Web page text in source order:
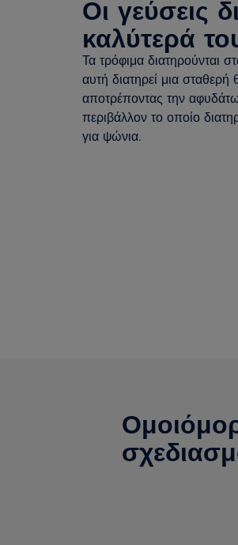
Οι γεύσεις
καλύτερά
Τα τρόφιμα διατηρούνται
αυτή διατηρεί μια
αποτρέποντας την
περιβάλλον το οποίο
για ψώνια.